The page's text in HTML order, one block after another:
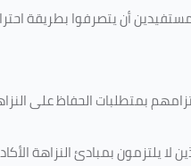
أن يتصرفوا بطريقة
بمتطلبات الحفاظ على
لا يلتزمون بمبادئ النزاهة